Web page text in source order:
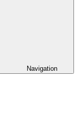
Navigation